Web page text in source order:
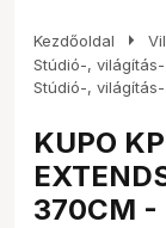
Kezdőoldal arrow_right
Stúdió-,
Stúdió-,
KUPO
370CM -